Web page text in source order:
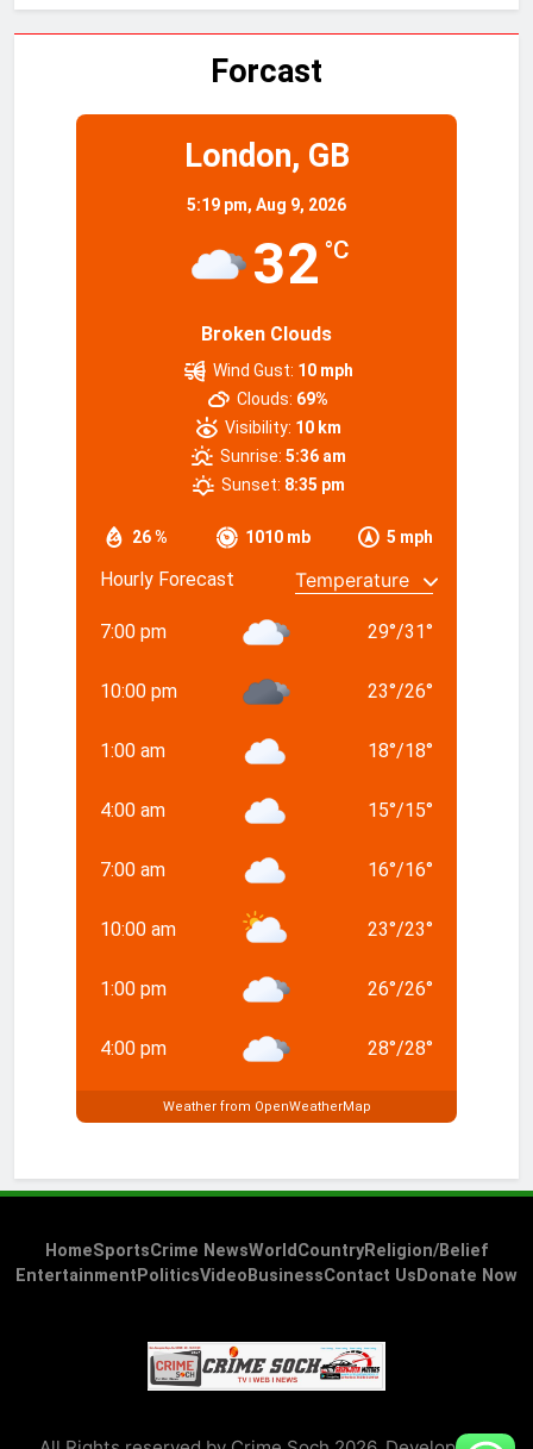
Forcast
London, GB
5:19 pm, Aug 9, 2026
32 °C
Broken Clouds
26 % 1010 mb 5 mph
Wind Gust: 10 mph
Clouds: 69%
Visibility: 10 km
Sunrise: 5:36 am
Sunset: 8:35 pm
Hourly Forecast
7:00 pm 29°/31°
10:00 pm 23°/26°
1:00 am 18°/18°
4:00 am 15°/15°
7:00 am 16°/16°
10:00 am 23°/23°
1:00 pm 26°/26°
4:00 pm 28°/28°
Weather from OpenWeatherMap
HomeSportsCrime NewsWorld CountryReligion/Belief
Entertainment PoliticsVideo BusinessContact Us Donate Now